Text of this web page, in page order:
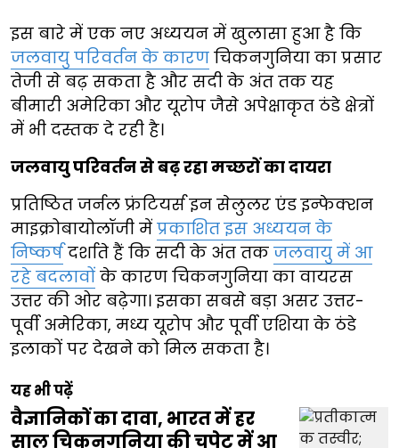
इस बारे में एक नए अध्ययन में खुलासा हुआ है कि
जलवायु परिवर्तन के कारण चिकनगुनिया का प्रसार
तेजी से बढ़ सकता है और सदी के अंत तक यह
बीमारी अमेरिका और यूरोप जैसे अपेक्षाकृत ठंडे क्षेत्रों
में भी दस्तक दे रही है।
जलवायु परिवर्तन से बढ़ रहा मच्छरों का दायरा
प्रतिष्ठित जर्नल फ्रंटियर्स इन सेलुलर एंड इन्फेक्शन
माइक्रोबायोलॉजी में प्रकाशित इस अध्ययन के
निष्कर्षदर्शाते हैं कि सदी के अंत तक जलवायु में आ
रहे बदलावों के कारण चिकनगुनिया का वायरस
उत्तर की ओर बढ़ेगा। इसका सबसे बड़ा असर उत्तर-
पूर्वी अमेरिका, मध्य यूरोप और पूर्वी एशिया के ठंडे
इलाकों पर देखने को मिल सकता है।
यह भी पढ़ें
वैज्ञानिकों का दावा, भारत में हर
साल चिकनगुनिया की चपेट में आ